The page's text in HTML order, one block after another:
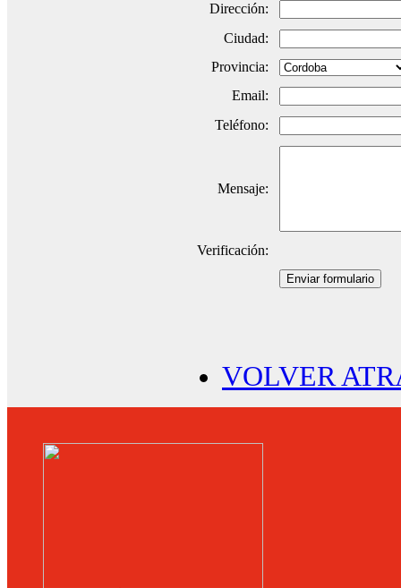
Dirección:
Ciudad:
Provincia:
Email:
Teléfono:
Mensaje:
Verificación:
Enviar formulario
VOLVER